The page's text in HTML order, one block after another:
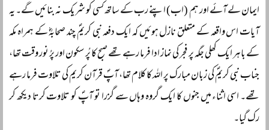
ایمان لے آئے اور ہم (اب) اپنے رب کے ساتھ کسی کو شریک نہ بنائیں گے۔ یہ
آیات اس واقعہ کے متعلق نازل ہوئیں کہ ایک دفعہ نبی کریمؐ چند صحابہؓ کے ہمراہ مکہ
کے باہر ایک کھلی جگہ پر فجر کی نماز ادا فرما رہے تھے صبح کا پُر سکون اور پرُ نور وقت تھا،
جناب نبی کریمؐ کی زبان مبارک پر اللہ کا کلام تھا، آپؐ قرآن کریم کی تلاوت فرما رہے
تھے۔ اسی اثناء میں جنوں کا ایک گروہ وہاں سے گزرا تو آپؐ کو تلاوت کرتا دیکھ کر
رک گیا۔